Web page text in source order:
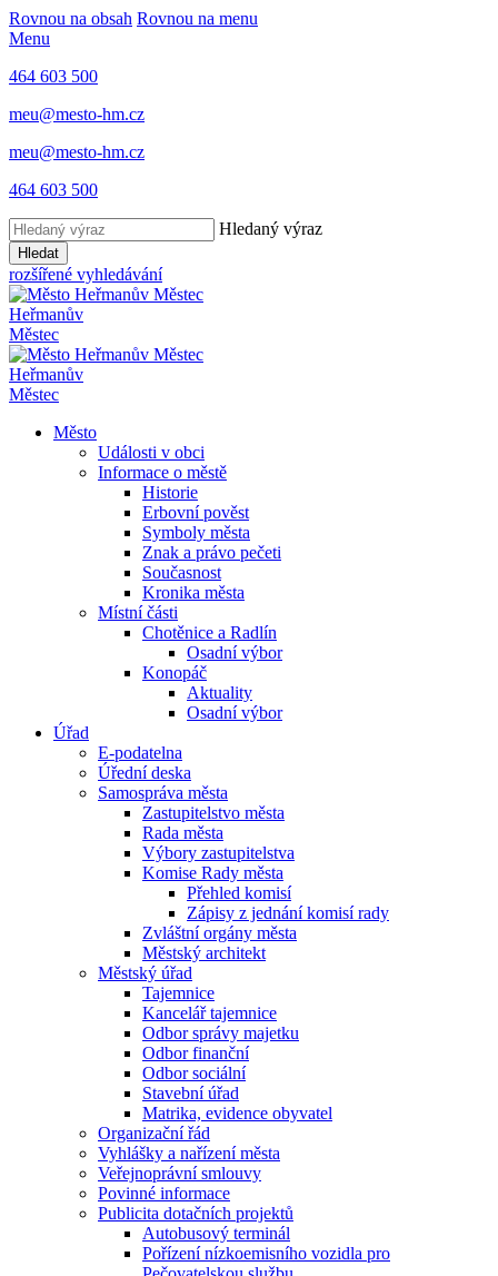
Rovnou na obsah Rovnou na menu
Menu
464 603 500
meu@mesto-hm.cz
meu@mesto-hm.cz
464 603 500
Hledaný výraz
Hledat
rozšířené vyhledávání
Heřmanův
Městec
Heřmanův
Městec
Město
Události v obci
Informace o městě
Historie
Erbovní pověst
Symboly města
Znak a právo pečeti
Současnost
Kronika města
Místní části
Chotěnice a Radlín
Osadní výbor
Konopáč
Aktuality
Osadní výbor
Úřad
E-podatelna
Úřední deska
Samospráva města
Zastupitelstvo města
Rada města
Výbory zastupitelstva
Komise Rady města
Přehled komisí
Zápisy z jednání komisí rady
Zvláštní orgány města
Městský architekt
Městský úřad
Tajemnice
Kancelář tajemnice
Odbor správy majetku
Odbor finanční
Odbor sociální
Stavební úřad
Matrika, evidence obyvatel
Organizační řád
Vyhlášky a nařízení města
Veřejnoprávní smlouvy
Povinné informace
Publicita dotačních projektů
Autobusový terminál
Pořízení nízkoemisního vozidla pro